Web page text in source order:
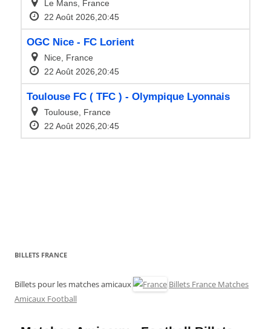
BILLETS FRANCE
Billets pour les matches amicaux
Billets France Matches
Amicaux Football